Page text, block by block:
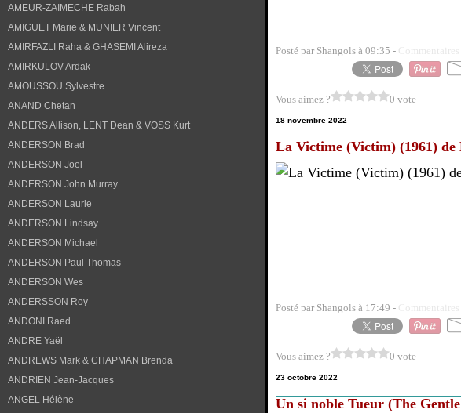
AMEUR-ZAIMECHE Rabah
AMIGUET Marie & MUNIER Vincent
AMIRFAZLI Raha & GHASEMI Alireza
AMIRKULOV Ardak
AMOUSSOU Sylvestre
ANAND Chetan
ANDERS Allison, LENT Dean & VOSS Kurt
ANDERSON Brad
ANDERSON Joel
ANDERSON John Murray
ANDERSON Laurie
ANDERSON Lindsay
ANDERSON Michael
ANDERSON Paul Thomas
ANDERSON Wes
ANDERSSON Roy
ANDONI Raed
ANDRE Yaël
ANDREWS Mark & CHAPMAN Brenda
ANDRIEN Jean-Jacques
ANGEL Hélène
Posté par Shangols à 09:35 - Commentaires
Vous aimez ? 0 vote
18 novembre 2022
La Victime (Victim) (1961) de
Posté par Shangols à 17:49 - Commentaires
Vous aimez ? 0 vote
23 octobre 2022
Un si noble Tueur (The